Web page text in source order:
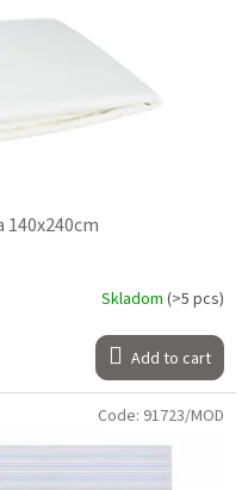
Skladom (>5 pcs)
Add to cart
Code: 91723/MOD